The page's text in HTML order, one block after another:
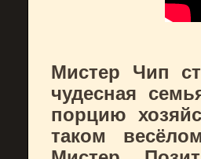
Мистер Чип
чудесная
порцию
таком